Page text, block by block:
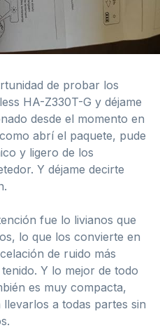
de probar los
HA-Z330T-G y déjame
desde el momento en
abrí el paquete, pude
y ligero de los
Y déjame decirte
fue lo livianos que
lo que los convierte en
de ruido más
Y lo mejor de todo
es muy compacta,
a todas partes sin